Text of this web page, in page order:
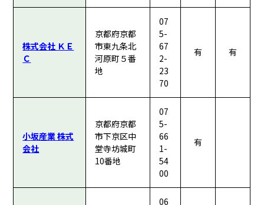
株式会社 ＫＥ
Ｃ
京都府京都
市東九条北
河原町５番
地
07
5-
67
2-
23
70
有 有
小坂産業 株式
会社
京都府京都
市下京区中
堂寺坊城町
10番地
07
5-
66
1-
54
00
有
06